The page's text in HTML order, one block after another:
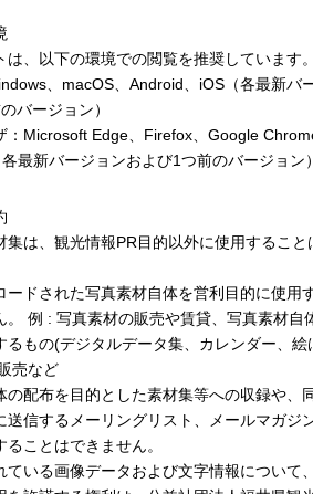
は、以下の環境での閲覧を推奨しています
、macOS、Android、iOS（各最新バ
バージョン）
：Microsoft Edge、Firefox、Google
最新バージョンおよび1つ前のバージョン
集は、観光情報PR目的以外に使用すること
ードされた写真素材自体を営利目的に使用
。 例 : 写真素材の販売や賃貸、写真素材自
るもの(デジタルデータ集、カレンダー、絵
売など
の配布を目的とした素材集等への収録や、
送信するメーリングリスト、メールマガジ
ることはできません。
ている画像データおよび文字情報について